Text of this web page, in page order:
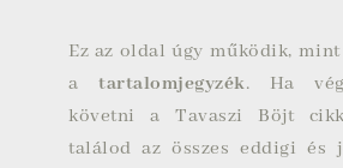
Ez az oldal úgy működik,
atartalomjegyzék. Ha
követni a Tavaszi Böjt
találod az összes eddigi és